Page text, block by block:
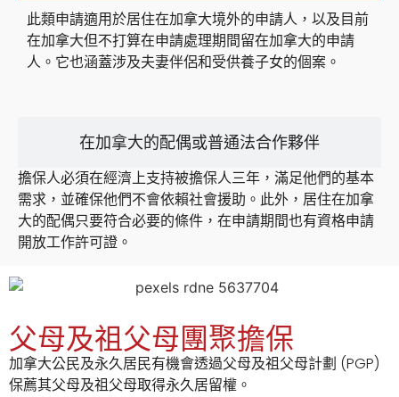
在加拿大的配偶或普通法合作夥伴
此類申請適用於居住在加拿大境外的申請人，以及目前
在加拿大但不打算在申請處理期間留在加拿大的申請
人。它也涵蓋涉及夫妻伴侶和受供養子女的個案。
擔保人必須在經濟上支持被擔保人三年，滿足他們的基本
需求，並確保他們不會依賴社會援助。此外，居住在加拿
大的配偶只要符合必要的條件，在申請期間也有資格申請
開放工作許可證。
父母及祖父母團聚擔保
加拿大公民及永久居民有機會透過父母及祖父母計劃 (PGP)
保薦其父母及祖父母取得永久居留權。